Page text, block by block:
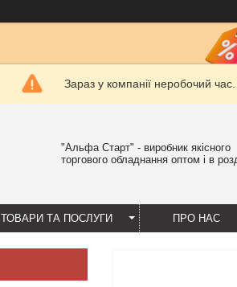
Зараз у компанії неробочий
"Альфа Старт" - виробник якісного
торгового обладнання оптом і в
ТОВАРИ ТА ПОСЛУГИ ПРО НАС